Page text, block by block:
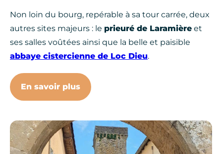
Non loin du bourg, repérable à sa tour carrée, deux
autres sites majeurs : le prieuré de Laramière et
ses salles voûtées ainsi que la belle et paisible
abbaye cistercienne de Loc Dieu.
En savoir plus
Martiel, © SPL Ouest Aveyron